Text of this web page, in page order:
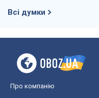
Всі думки
Про компанію